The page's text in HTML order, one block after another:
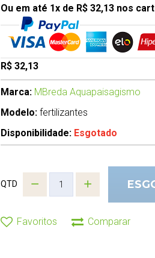
Ou em até 1x de R$ 32,13 nos
R$ 32,13
Marca: MBreda Aquapaisagismo
Modelo: fertilizantes
Disponibilidade: Esgotado
QTD
Favoritos Comparar